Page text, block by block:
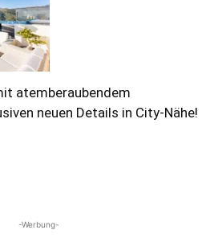
atemberaubendem
neuen Details in City-Nähe!
-Werbung-